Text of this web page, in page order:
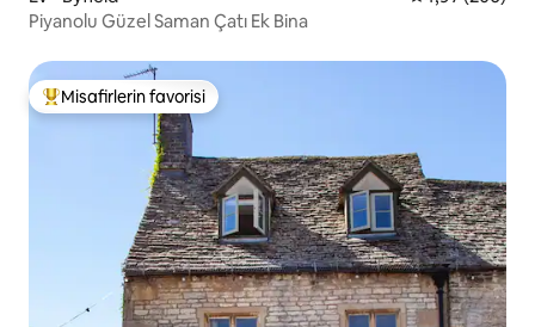
Piyanolu Güzel Saman Çatı Ek Bina
Misafirlerin favorilerinden en beğenilenler arasında
Misafirlerin favorisi